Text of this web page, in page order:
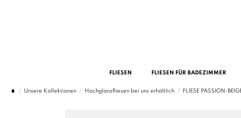
FLIESEN FLIESEN FÜR BADEZIMMER
Unsere Kollektionen Hochglanzfliesen bei uns erhältlich FLIESE PASSION-